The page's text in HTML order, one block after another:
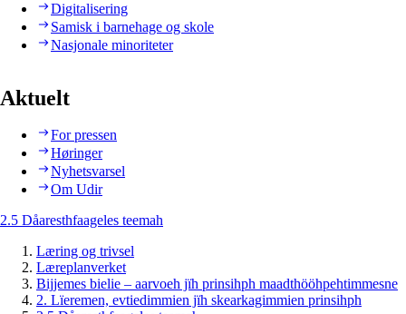
Digitalisering
Samisk i barnehage og skole
Nasjonale minoriteter
Aktuelt
For pressen
Høringer
Nyhetsvarsel
Om Udir
2.5 Dåaresthfaageles teemah
Læring og trivsel
Læreplanverket
Bijjemes bielie – aarvoeh jïh prinsihph maadthööhpehtimmesne
2. Lïeremen, evtiedimmien jïh skearkagimmien prinsihph